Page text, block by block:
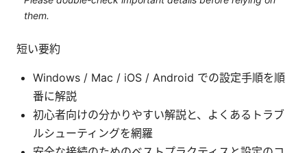
them.
短い要約
Windows / Mac / iOS / Android での設定手順を順
番に解説
初心者向けの分かりやすい解説と、よくあるトラブ
ルシューティングを網羅